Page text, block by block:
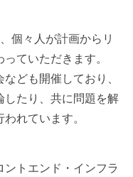
個々人が計画からリ
ていただきます。
ども開催しており、
たり、共に問題を解
れています。
トエンド・インフラ